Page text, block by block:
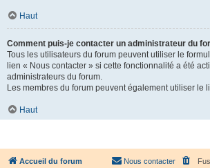
Haut
Comment puis-je contacter un administrateur du
Tous les utilisateurs du forum peuvent utiliser le
lien « Nous contacter » si cette fonctionnalité a été
administrateurs du forum.
Les membres du forum peuvent également utiliser le
Haut
Accueil du forum Nous contacter